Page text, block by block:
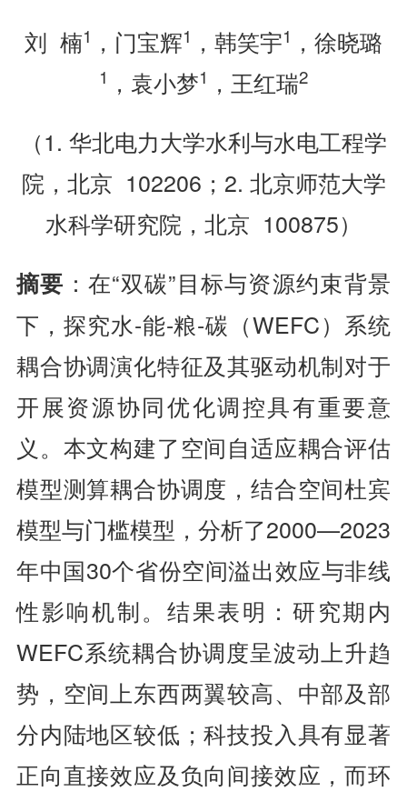
刘 楠1 ，门宝辉1 ，韩笑宇1 ，徐晓璐
1 ，袁小梦1 ，王红瑞2
（1. 华北电力大学水利与水电工程学
院，北京 102206；2. 北京师范大学
水科学研究院，北京 100875）
摘要 ：在“双碳”目标与资源约束背景
下，探究水-能-粮-碳（WEFC）系统
耦合协调演化特征及其驱动机制对于
开展资源协同优化调控具有重要意
义。本文构建了空间自适应耦合评估
模型测算耦合协调度，结合空间杜宾
模型与门槛模型，分析了2000—2023
年中国30个省份空间溢出效应与非线
性影响机制。结果表明：研究期内
WEFC系统耦合协调度呈波动上升趋
势，空间上东西两翼较高、中部及部
分内陆地区较低；科技投入具有显著
正向直接效应及负向间接效应，而环